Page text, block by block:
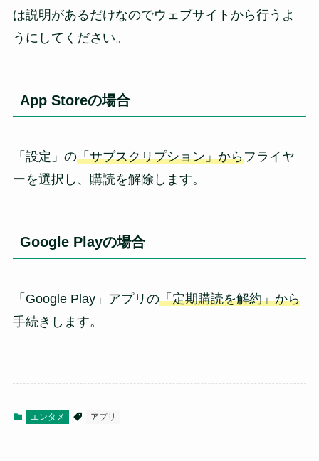
は説明があるだけなのでウェブサイトから行うよ
うにしてください。
App Storeの場合
「設定」の「サブスクリプション」からフライヤ
ーを選択し、購読を解除します。
Google Playの場合
「Google Play」アプリの「定期購読を解約」から
手続きします。
エンタメ アプリ